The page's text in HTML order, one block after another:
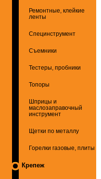
Ремонтные, клейкие
ленты
Специнструмент
Съемники
Тестеры, пробники
Топоры
Шприцы и
маслозаправочный
инструмент
Щетки по металлу
Горелки газовые, плиты
Крепеж